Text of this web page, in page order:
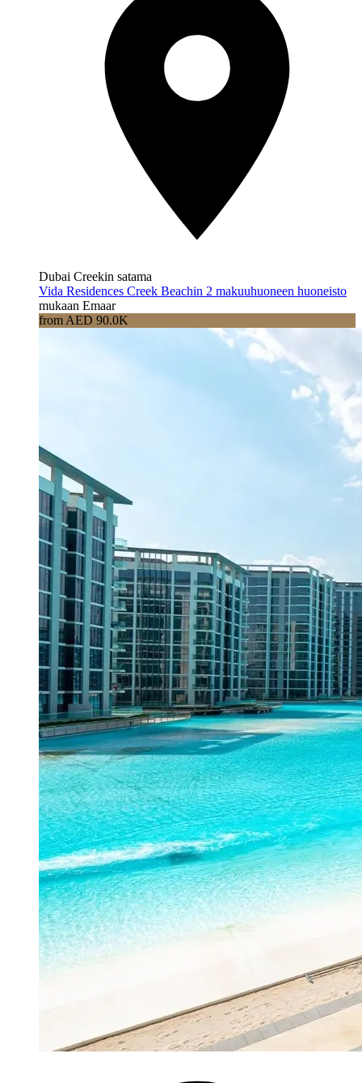
Dubai Creekin satama
Vida Residences Creek Beachin 2 makuuhuoneen huoneisto
mukaan Emaar
from AED 90.0K